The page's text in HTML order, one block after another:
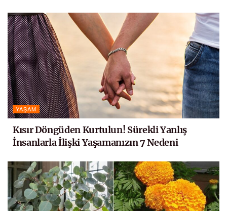
YAŞAM
Kısır Döngüden Kurtulun! Sürekli Yanlış
İnsanlarla İlişki Yaşamanızın 7 Nedeni